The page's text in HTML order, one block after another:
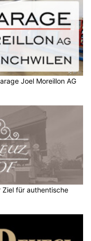
Joel Moreillon AG
Ziel für authentische